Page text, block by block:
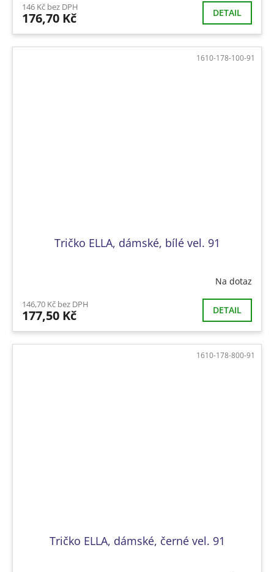
146 Kč bez DPH
176,70 Kč DETAIL
Tričko ELLA, dámské, bílé vel. 91
Na dotaz
146,70 Kč bez DPH
177,50 Kč DETAIL
1610-178-100-91
Tričko ELLA, dámské, černé vel. 91
1610-178-800-91